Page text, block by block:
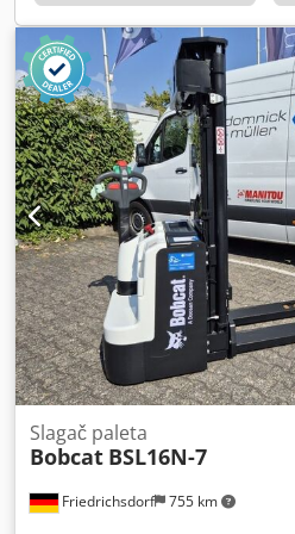
vilica: 60 mm Crjdpeyldtqofx Ah
5.000 - 10.000 kg Tip jarma:
Brzinska klasa: 20 Stanje: Novo
Prednje gume tip:
300x15-18 Prednje gume stanje:
tip: Superelastične Stražnje
Stražnje gume stanje: 80 -
za podešavanje širine vilica, 3.
svjetlo straga, radno svjetlo
rešetka za teret, potpuno
hod, unutarnje ogledalo,
kamera za vožnju unatrag,
4 hidrauličke funkcije,
naslonu za ruku.
Friedrichsdorf 755 km
Slagač paleta
Bobcat BSL16N-7